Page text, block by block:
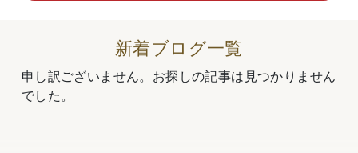
新着ブログ一覧
申し訳ございません。お探しの記事は見つかりません
でした。